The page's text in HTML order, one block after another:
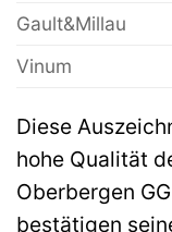
Gault&Millau
Vinum
Diese
hohe Qualität
Oberbergen
bestätigen